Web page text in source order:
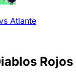
Atlante